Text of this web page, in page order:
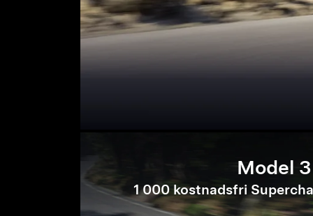
Model 3
1 000 kostnadsfri